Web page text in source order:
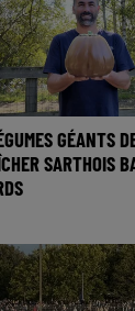
GÉANTS
SARTHOIS